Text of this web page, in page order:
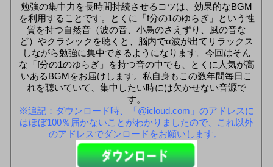
勉強の集中力を長時間持続させるコツは、効果的なBGM
を利用することです。とくに「f分の1のゆらぎ」という性
質を持つ自然音（波の音、小鳥のさえずり、風の音な
ど）やクラシックを聴くと、脳内でα波が出てリラックス
しながら勉強に集中できるようになります。今回はそん
な「f分の1のゆらぎ」を持つ音の中でも、とくに人気が高
いあるBGMをお届けします。私自身もこの数年間毎日こ
れを聴いていて、集中したい時には欠かせない音源で
す。
※追記：ダウンロード時、「@icloud.com」のアドレスに
はほぼ100％届かないことがわかりましたので、これ以外
のアドレスでダンロードをお願いします。